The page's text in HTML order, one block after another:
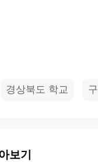
경상북도 학교
보기